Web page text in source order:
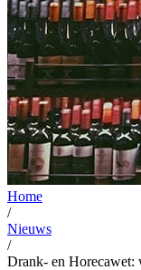
Home
/
Nieuws
/
Drank- en Horecawet: